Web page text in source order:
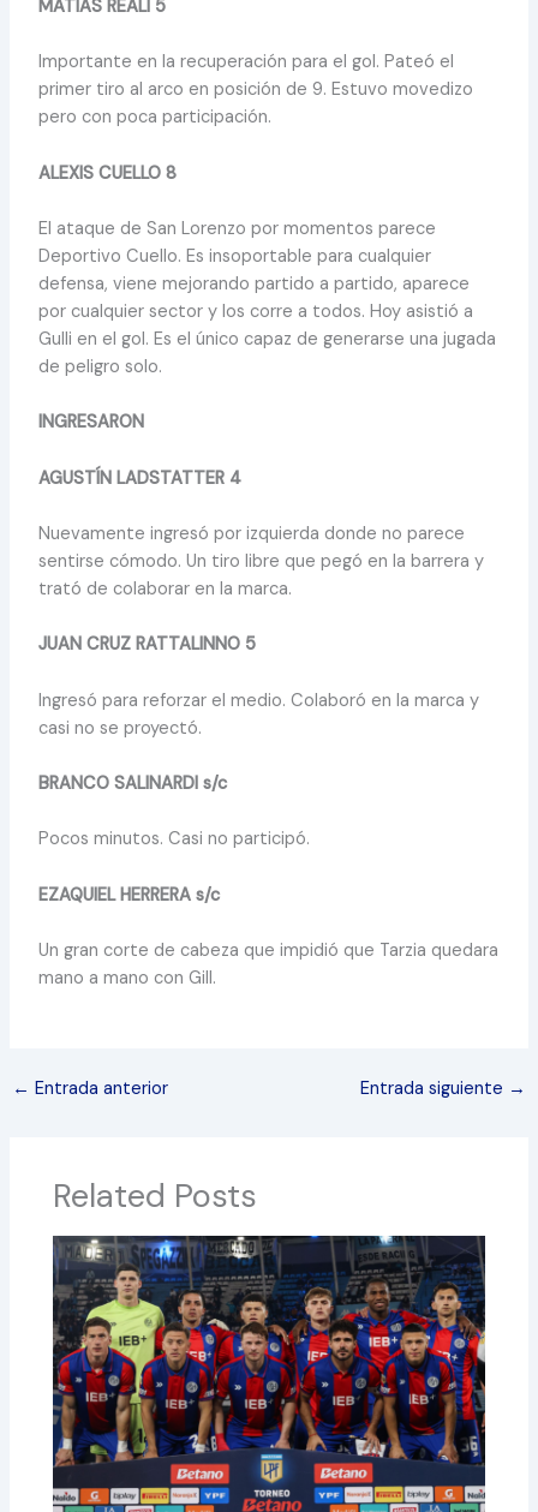
MATÍAS REALI 5
Importante en la recuperación para el gol. Pateó el
primer tiro al arco en posición de 9. Estuvo movedizo
pero con poca participación.
ALEXIS CUELLO 8
El ataque de San Lorenzo por momentos parece
Deportivo Cuello. Es insoportable para cualquier
defensa, viene mejorando partido a partido, aparece
por cualquier sector y los corre a todos. Hoy asistió a
Gulli en el gol. Es el único capaz de generarse una jugada
de peligro solo.
INGRESARON
AGUSTÍN LADSTATTER 4
Nuevamente ingresó por izquierda donde no parece
sentirse cómodo. Un tiro libre que pegó en la barrera y
trató de colaborar en la marca.
JUAN CRUZ RATTALINNO 5
Ingresó para reforzar el medio. Colaboró en la marca y
casi no se proyectó.
BRANCO SALINARDI s/c
Pocos minutos. Casi no participó.
EZAQUIEL HERRERA s/c
Un gran corte de cabeza que impidió que Tarzia quedara
mano a mano con Gill.
← Entrada anterior Entrada siguiente →
Related Posts